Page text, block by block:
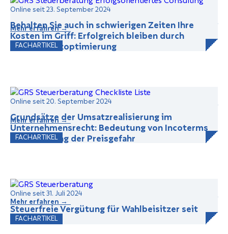
FACHARTIKEL
Online seit 23. September 2024
Behalten Sie auch in schwierigen Zeiten Ihre
Kosten im Griff: Erfolgreich bleiben durch
Stundensatzoptimierung
Mehr erfahren →
FACHARTIKEL
Online seit 20. September 2024
Grundsätze der Umsatzrealisierung im
Unternehmensrecht: Bedeutung von Incoterms
und Übergang der Preisgefahr
Mehr erfahren →
FACHARTIKEL
Online seit 31. Juli 2024
Steuerfreie Vergütung für Wahlbeisitzer seit
2024
Mehr erfahren →